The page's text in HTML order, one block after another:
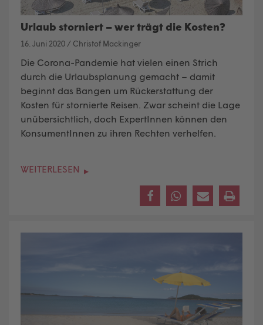
Urlaub storniert – wer trägt die Kosten?
16. Juni 2020 / Christof Mackinger
Die Corona-Pandemie hat vielen einen Strich
durch die Urlaubsplanung gemacht – damit
beginnt das Bangen um Rückerstattung der
Kosten für stornierte Reisen. Zwar scheint die Lage
unübersichtlich, doch ExpertInnen können den
KonsumentInnen zu ihren Rechten verhelfen.
WEITERLESEN